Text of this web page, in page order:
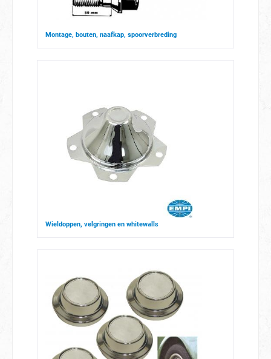
Montage, bouten, naafkap, spoorverbreding
Wieldoppen, velgringen en whitewalls